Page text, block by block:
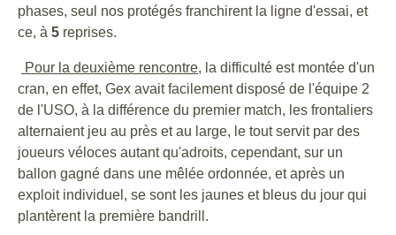
phases, seul nos protégés franchirent la ligne d'essai, et
ce, à 5 reprises.
Pour la deuxième rencontre, la difficulté est montée d'un
cran, en effet, Gex avait facilement disposé de l'équipe 2
de l'USO, à la différence du premier match, les frontaliers
alternaient jeu au près et au large, le tout servit par des
joueurs véloces autant qu'adroits, cependant, sur un
ballon gagné dans une mêlée ordonnée, et après un
exploit individuel, se sont les jaunes et bleus du jour qui
plantèrent la première bandrill.